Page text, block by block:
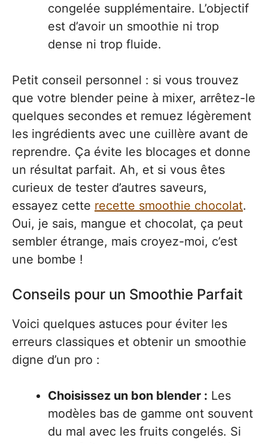
congelée supplémentaire. L’objectif
est d’avoir un smoothie ni trop
dense ni trop fluide.
Petit conseil personnel : si vous trouvez
que votre blender peine à mixer, arrêtez-le
quelques secondes et remuez légèrement
les ingrédients avec une cuillère avant de
reprendre. Ça évite les blocages et donne
un résultat parfait. Ah, et si vous êtes
curieux de tester d’autres saveurs,
essayez cette recette smoothie chocolat.
Oui, je sais, mangue et chocolat, ça peut
sembler étrange, mais croyez-moi, c’est
une bombe !
Conseils pour un Smoothie Parfait
Voici quelques astuces pour éviter les
erreurs classiques et obtenir un smoothie
digne d’un pro :
Choisissez un bon blender : Les
modèles bas de gamme ont souvent
du mal avec les fruits congelés. Si